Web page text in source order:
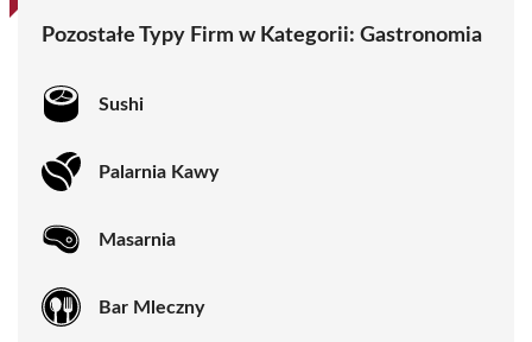
Pozostałe Typy Firm w Kategorii: Gastronomia
Sushi
Palarnia Kawy
Masarnia
Bar Mleczny